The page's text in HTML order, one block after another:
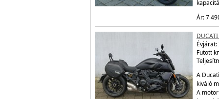
Ár: 7
Évjárat:
Futott
A
kiváló
A